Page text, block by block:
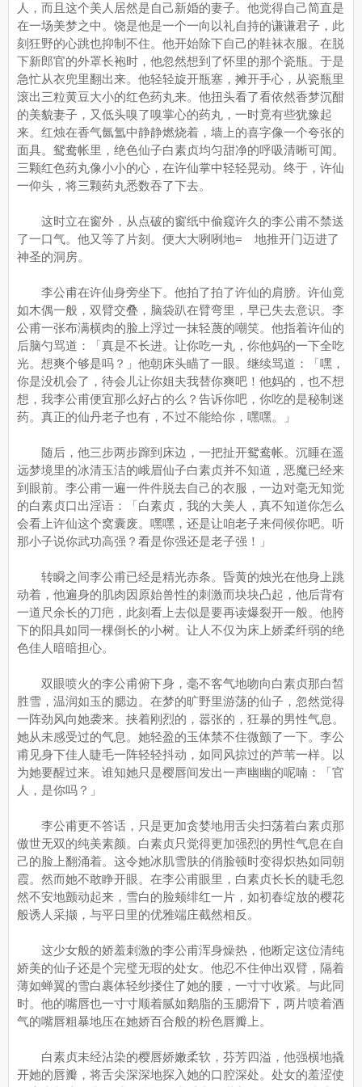
人，而且这个美人居然是自己新婚的妻子。他觉得自己简直是
在一场美梦之中。饶是他是一个一向以礼自持的谦谦君子，此
刻狂野的心跳也抑制不住。他开始除下自己的鞋袜衣服。在脱
下新郎官的外罩长袍时，他忽然想到了怀里的那个瓷瓶。于是
急忙从衣兜里翻出来。他轻轻旋开瓶塞，摊开手心，从瓷瓶里
滚出三粒黄豆大小的红色药丸来。他扭头看了看依然香梦沉酣
的美貌妻子，又低头嗅了嗅掌心的药丸，一时竟有些犹豫起
来。红烛在香气氤氲中静静燃烧着，墙上的喜字像一个夸张的
面具。鸳鸯帐里，绝色仙子白素贞均匀甜净的呼吸清晰可闻。
三颗红色药丸像小小的心，在许仙掌中轻轻晃动。终于，许仙
一仰头，将三颗药丸悉数吞了下去。
这时立在窗外，从点破的窗纸中偷窥许久的李公甫不禁送
了一口气。他又等了片刻。便大大咧咧地= 地推开门迈进了
神圣的洞房。
李公甫在许仙身旁坐下。他拍了拍了许仙的肩膀。许仙竟
如木偶一般，双臂交叠，脑袋趴在臂弯里，早已失去意识。李
公甫一张布满横肉的脸上浮过一抹轻蔑的嘲笑。他指着许仙的
后脑勺骂道：「真是不长进。让你吃一丸，你他妈的一下全吃
光。想爽个够是吗？」他朝床头瞄了一眼。继续骂道：「嘿，
你是没机会了，待会儿让你姐夫我替你爽吧！他妈的，也不想
想，我李公甫便宜那么好占的么？告诉你吧，你吃的是秘制迷
药。真正的仙丹老子也有，不过不能给你，嘿嘿。」
随后，他三步两步蹿到床边，一把扯开鸳鸯帐。沉睡在遥
远梦境里的冰清玉洁的峨眉仙子白素贞并不知道，恶魔已经来
到眼前。李公甫一遍一件件脱去自己的衣服，一边对毫无知觉
的白素贞口出淫语：「白素贞，我的大美人，真不知道你怎么
会看上许仙这个窝囊废。嘿嘿，还是让咱老子来伺候你吧。听
那小子说你武功高强？看是你强还是老子强！」
转瞬之间李公甫已经是精光赤条。昏黄的烛光在他身上跳
动着，他遍身的肌肉因原始兽性的刺激而块块凸起，他后背有
一道尺余长的刀疤，此刻看上去似是要再读爆裂开一般。他胯
下的阳具如同一棵倒长的小树。让人不仅为床上娇柔纤弱的绝
色佳人暗暗担心。
双眼喷火的李公甫俯下身，毫不客气地吻向白素贞那白皙
胜雪，温润如玉的腮边。在梦的旷野里游荡的仙子，忽然觉得
一阵劲风向她袭来。挟着刚烈的，嚣张的，狂暴的男性气息。
她从未感受过的气息。她轻盈的玉体禁不住微颤了一下。李公
甫见身下佳人睫毛一阵轻轻抖动，如同风掠过的芦苇一样。以
为她要醒过来。谁知她只是樱唇间发出一声幽幽的呢喃：「官
人，是你吗？」
李公甫更不答话，只是更加贪婪地用舌尖扫荡着白素贞那
傲世无双的纯美素颜。白素贞只觉得更加强烈的男性气息在自
己的脸上翻涌着。这令她冰肌雪肤的俏脸顿时变得炽热如同朝
霞。然而她不敢睁开眼。在李公甫眼里，白素贞长长的睫毛忽
然不安地颤动起来，雪白的脸颊绯红一片，如初春绽放的樱花
般诱人采撷，与平日里的优雅端庄截然相反。
这少女般的娇羞刺激的李公甫浑身燥热，他断定这位清纯
娇美的仙子还是个完璧无瑕的处女。他忍不住伸出双臂，隔着
薄如蝉翼的雪白裹体轻纱搂住了她的腰，一寸寸收紧。与此同
时。他的嘴唇也一寸寸顺着腻如鹅脂的玉腮滑下，两片喷着酒
气的嘴唇粗暴地压在她娇百合般的粉色唇瓣上。
白素贞未经沾染的樱唇娇嫩柔软，芬芳四溢，他强横地撬
开她的唇瓣，将舌尖深深地探入她的口腔深处。处女的羞涩使